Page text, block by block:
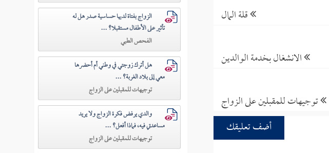
قلة المال
الانشغال بخدمة الوالدين
توجيهات للمقبلين على الزواج
أضف تعليقك
الزواج بفتاة لديها حساسية صدر هل له
تأثير على الأطفال مستقبلا؟ ...
الفحص الطبي
هل أترك زوجتي في وطني أم أحضرها
معي إلى بلاد الغربة؟ ...
توجيهات للمقبلين على الزواج
والدي يرفض فكرة الزواج ولا يريد
مساعدتي فيه، فماذا أفعل؟ ...
توجيهات للمقبلين على الزواج